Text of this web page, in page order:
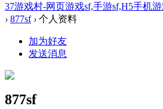
37游戏村-网页游戏sf,手游sf,H5手机
› 877sf › 个人资料
加为好友
发送消息
877sf